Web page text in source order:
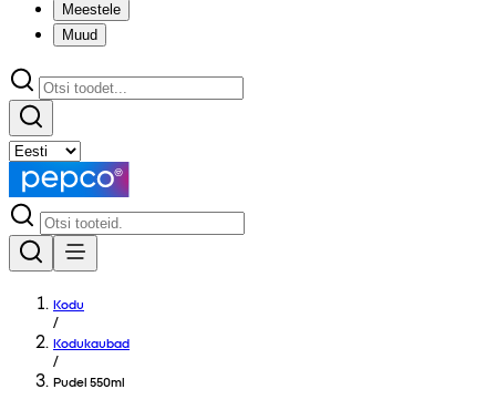
Meestele
Muud
Kodu
/
Kodukaubad
/
Pudel 550ml